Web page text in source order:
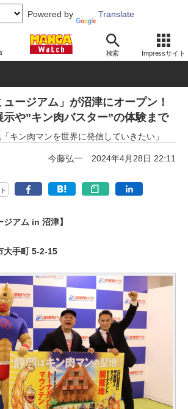
Powered by Translate
検索 Impressサイト
キン肉マン
ュージアム」が沼津にオープン！
や”キン肉バスター”の体験まで
キン肉マンを世界に発信していきたい」
今藤弘一 2024年4月28日 22:11
ジアム in 沼津】
大手町 5-2-15